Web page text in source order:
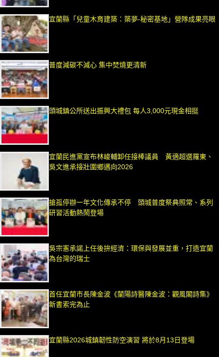
宜蘭縣「兒童木育建築：築夢-秘密基地」營隊成果亮眼
普度減碳不減心 集中焚燒更清新
頭城鎮公所送出振興大禮包 每人3,000元現金相挺
宜蘭民進黨宣布林峻輔卸任接棒議員 黃適超選羅東、
吳文進承接壯圍鄉邁向2026
搶孤停辦一年文化傳承不停 頭城普度祭典照常、系列
研習活動熱鬧登場
吳宗憲承諾上任後拚經濟：環保與發展並重，打造宜蘭
為台灣的瑞士
首任宜蘭市長陳金波《蘭陽詩醫陳金波：觀風閣詩集》
新書索完為止
宜蘭縣2026城鎮韌性防空演習 將於8月13日登場